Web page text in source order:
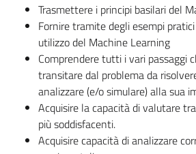
Trasmettere i principi basilari del
Fornire tramite degli esempi
utilizzo del Machine Learning
Comprendere tutti i vari passaggi
transitare dal problema da
analizzare (e/o simulare) alla sua
Acquisire la capacità di valutare
più soddisfacenti.
Acquisire capacità di analizzare